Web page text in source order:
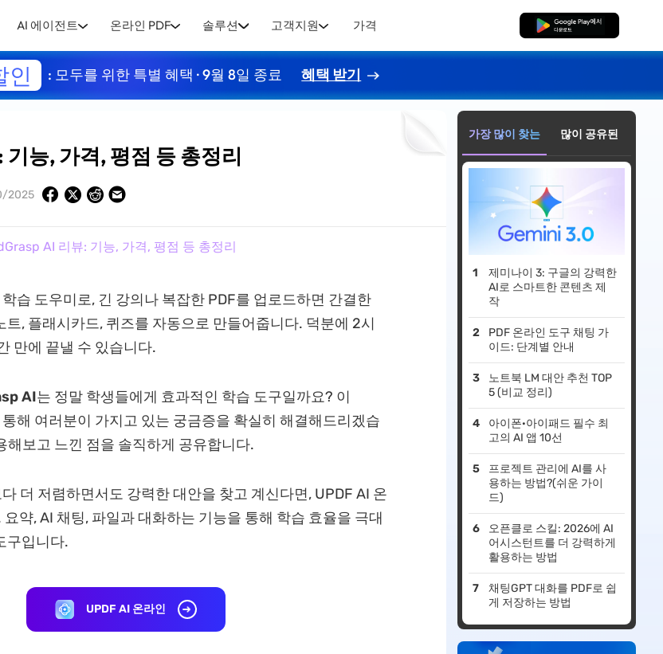
AI 에이전트 온라인 PDF 솔루션 고객지원 가격 무료로 다운로드
인 : 모두를 위한 특별 혜택 · 9월 8일 종료 혜택 받기
능, 가격, 평점 등 총정리
2025
AI 리뷰: 기능, 가격, 평점 등 총정리
습 도우미로, 긴 강의나 복잡한 PDF를 업로드하면 간결한
트, 플래시카드, 퀴즈를 자동으로 만들어줍니다. 덕분에 2시
만에 끝낼 수 있습니다.
AI는 정말 학생들에게 효과적인 학습 도구일까요? 이
해 여러분이 가지고 있는 궁금증을 확실히 해결해드리겠습
해보고 느낀 점을 솔직하게 공유합니다.
더 저렴하면서도 강력한 대안을 찾고 계신다면, UPDF AI 온
약, AI 채팅, 파일과 대화하는 기능을 통해 학습 효율을 극대
구입니다.
UPDF AI 온라인
가장 많이 찾는 많이 공유된
제미나이 3: 구글의 강력한
AI로 스마트한 콘텐츠 제
작
PDF 온라인 도구 채팅 가
이드: 단계별 안내
노트북 LM 대안 추천 TOP
5 (비교 정리)
아이폰·아이패드 필수 최
고의 AI 앱 10선
프로젝트 관리에 AI를 사
용하는 방법?(쉬운 가이
드)
오픈클로 스킬: 2026에 AI
어시스턴트를 더 강력하게
활용하는 방법
채팅GPT 대화를 PDF로 쉽
게 저장하는 방법